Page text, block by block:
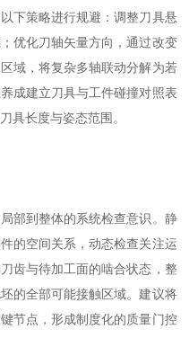
下策略进行规避：调整刀具悬
优化刀轴矢量方向，通过改变
域，将复杂多轴联动分解为若
成建立刀具与工件碰撞对照表
具长度与姿态范围。
到整体的系统检查意识。静
的空间关系，动态检查关注运
齿与待加工面的啮合状态，整
的全部可能接触区域。建议将
节点，形成制度化的质量门控